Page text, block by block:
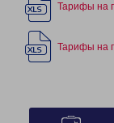
Тарифы на
Тарифы на